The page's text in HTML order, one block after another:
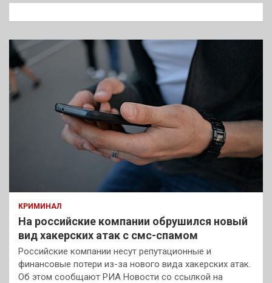
к
КРИМИНАЛ
На российские компании обрушился новый
вид хакерских атак с смс-спамом
Российские компании несут репутационные и
финансовые потери из-за нового вида хакерских атак.
Об этом сообщают РИА Новости со ссылкой на